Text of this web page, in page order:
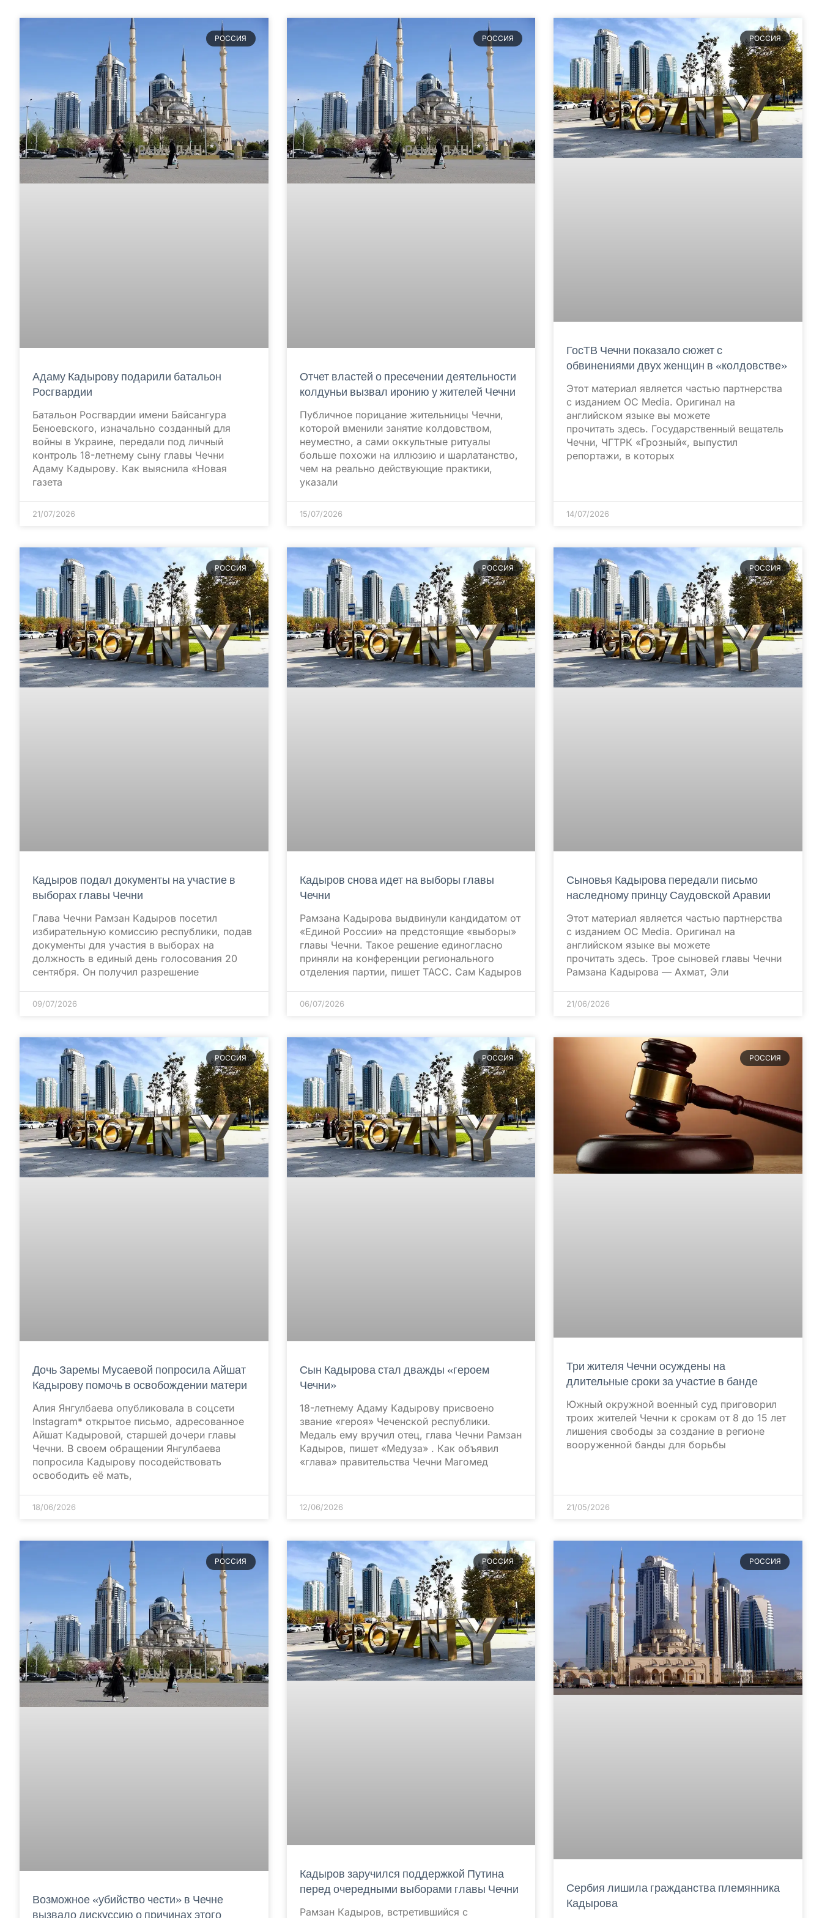
РОССИЯ
Адаму Кадырову подарили батальон
Росгвардии
Батальон Росгвардии имени Байсангура
Беноевского, изначально созданный для
войны в Украине, передали под личный
контроль 18-летнему сыну главы Чечни
Адаму Кадырову. Как выяснила «Новая
газета
21/07/2026
РОССИЯ
Отчет властей о пресечении деятельности
колдуньи вызвал иронию у жителей Чечни
Публичное порицание жительницы Чечни,
которой вменили занятие колдовством,
неуместно, а сами оккультные ритуалы
больше похожи на иллюзию и шарлатанство,
чем на реально действующие практики,
указали
15/07/2026
РОССИЯ
ГосТВ Чечни показало сюжет с
обвинениями двух женщин в «колдовстве»
Этот материал является частью партнерства
с изданием OC Media. Оригинал на
английском языке вы можете
прочитать здесь. Государственный вещатель
Чечни, ЧГТРК «Грозный«, выпустил
репортажи, в которых
14/07/2026
РОССИЯ
Кадыров подал документы на участие в
выборах главы Чечни
Глава Чечни Рамзан Кадыров посетил
избирательную комиссию республики, подав
документы для участия в выборах на
должность в единый день голосования 20
сентября. Он получил разрешение
09/07/2026
РОССИЯ
Кадыров снова идет на выборы главы
Чечни
Рамзана Кадырова выдвинули кандидатом от
«Единой России» на предстоящие «выборы»
главы Чечни. Такое решение единогласно
приняли на конференции регионального
отделения партии, пишет ТАСС. Сам Кадыров
06/07/2026
РОССИЯ
Сыновья Кадырова передали письмо
наследному принцу Саудовской Аравии
Этот материал является частью партнерства
с изданием OC Media. Оригинал на
английском языке вы можете
прочитать здесь. Трое сыновей главы Чечни
Рамзана Кадырова — Ахмат, Эли
21/06/2026
РОССИЯ
Дочь Заремы Мусаевой попросила Айшат
Кадырову помочь в освобождении матери
Алия Янгулбаева опубликовала в соцсети
Instagram* открытое письмо, адресованное
Айшат Кадыровой, старшей дочери главы
Чечни. В своем обращении Янгулбаева
попросила Кадырову посодействовать
освободить её мать,
18/06/2026
РОССИЯ
Сын Кадырова стал дважды «героем
Чечни»
18-летнему Адаму Кадырову присвоено
звание «героя» Чеченской республики.
Медаль ему вручил отец, глава Чечни Рамзан
Кадыров, пишет «Медуза» . Как объявил
«глава» правительства Чечни Магомед
12/06/2026
РОССИЯ
Три жителя Чечни осуждены на
длительные сроки за участие в банде
Южный окружной военный суд приговорил
троих жителей Чечни к срокам от 8 до 15 лет
лишения свободы за создание в регионе
вооруженной банды для борьбы
21/05/2026
РОССИЯ
Возможное «убийство чести» в Чечне
вызвало дискуссию о причинах этого
РОССИЯ
Кадыров заручился поддержкой Путина
перед очередными выборами главы Чечни
Рамзан Кадыров, встретившийся с
РОССИЯ
Сербия лишила гражданства племянника
Кадырова